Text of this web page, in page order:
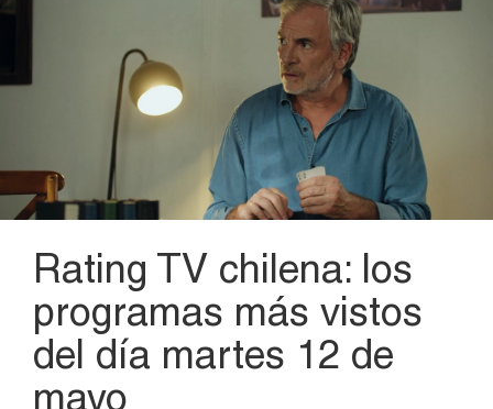
Rating TV chilena: los
programas más vistos
del día martes 12 de
mayo